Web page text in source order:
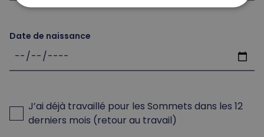
Date de naissance
J’ai déjà travaillé pour les Sommets dans les 12
derniers mois (retour au travail)